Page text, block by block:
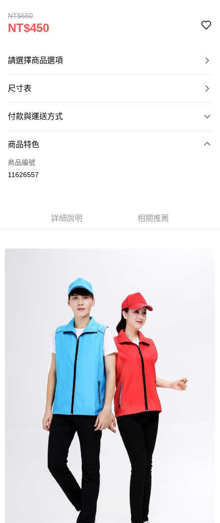
NT$650
NT$450
請選擇商品選項
尺寸表
付款與運送方式
信用卡一次付款
運送方式
商品特色
商品編號
11626557
詳細說明 相關推薦